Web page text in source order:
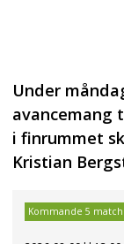
Under
avancemang
i finrummet
Kristian
Kommande 5